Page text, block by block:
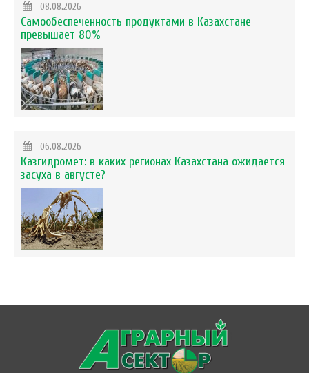
08.08.2026
Самообеспеченность продуктами в Казахстане
превышает 80%
06.08.2026
Казгидромет: в каких регионах Казахстана ожидается
засуха в августе?